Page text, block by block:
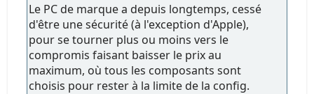
Le PC de marque a depuis longtemps, cessé
d'être une sécurité (à l'exception d'Apple),
pour se tourner plus ou moins vers le
compromis faisant baisser le prix au
maximum, où tous les composants sont
choisis pour rester à la limite de la config.